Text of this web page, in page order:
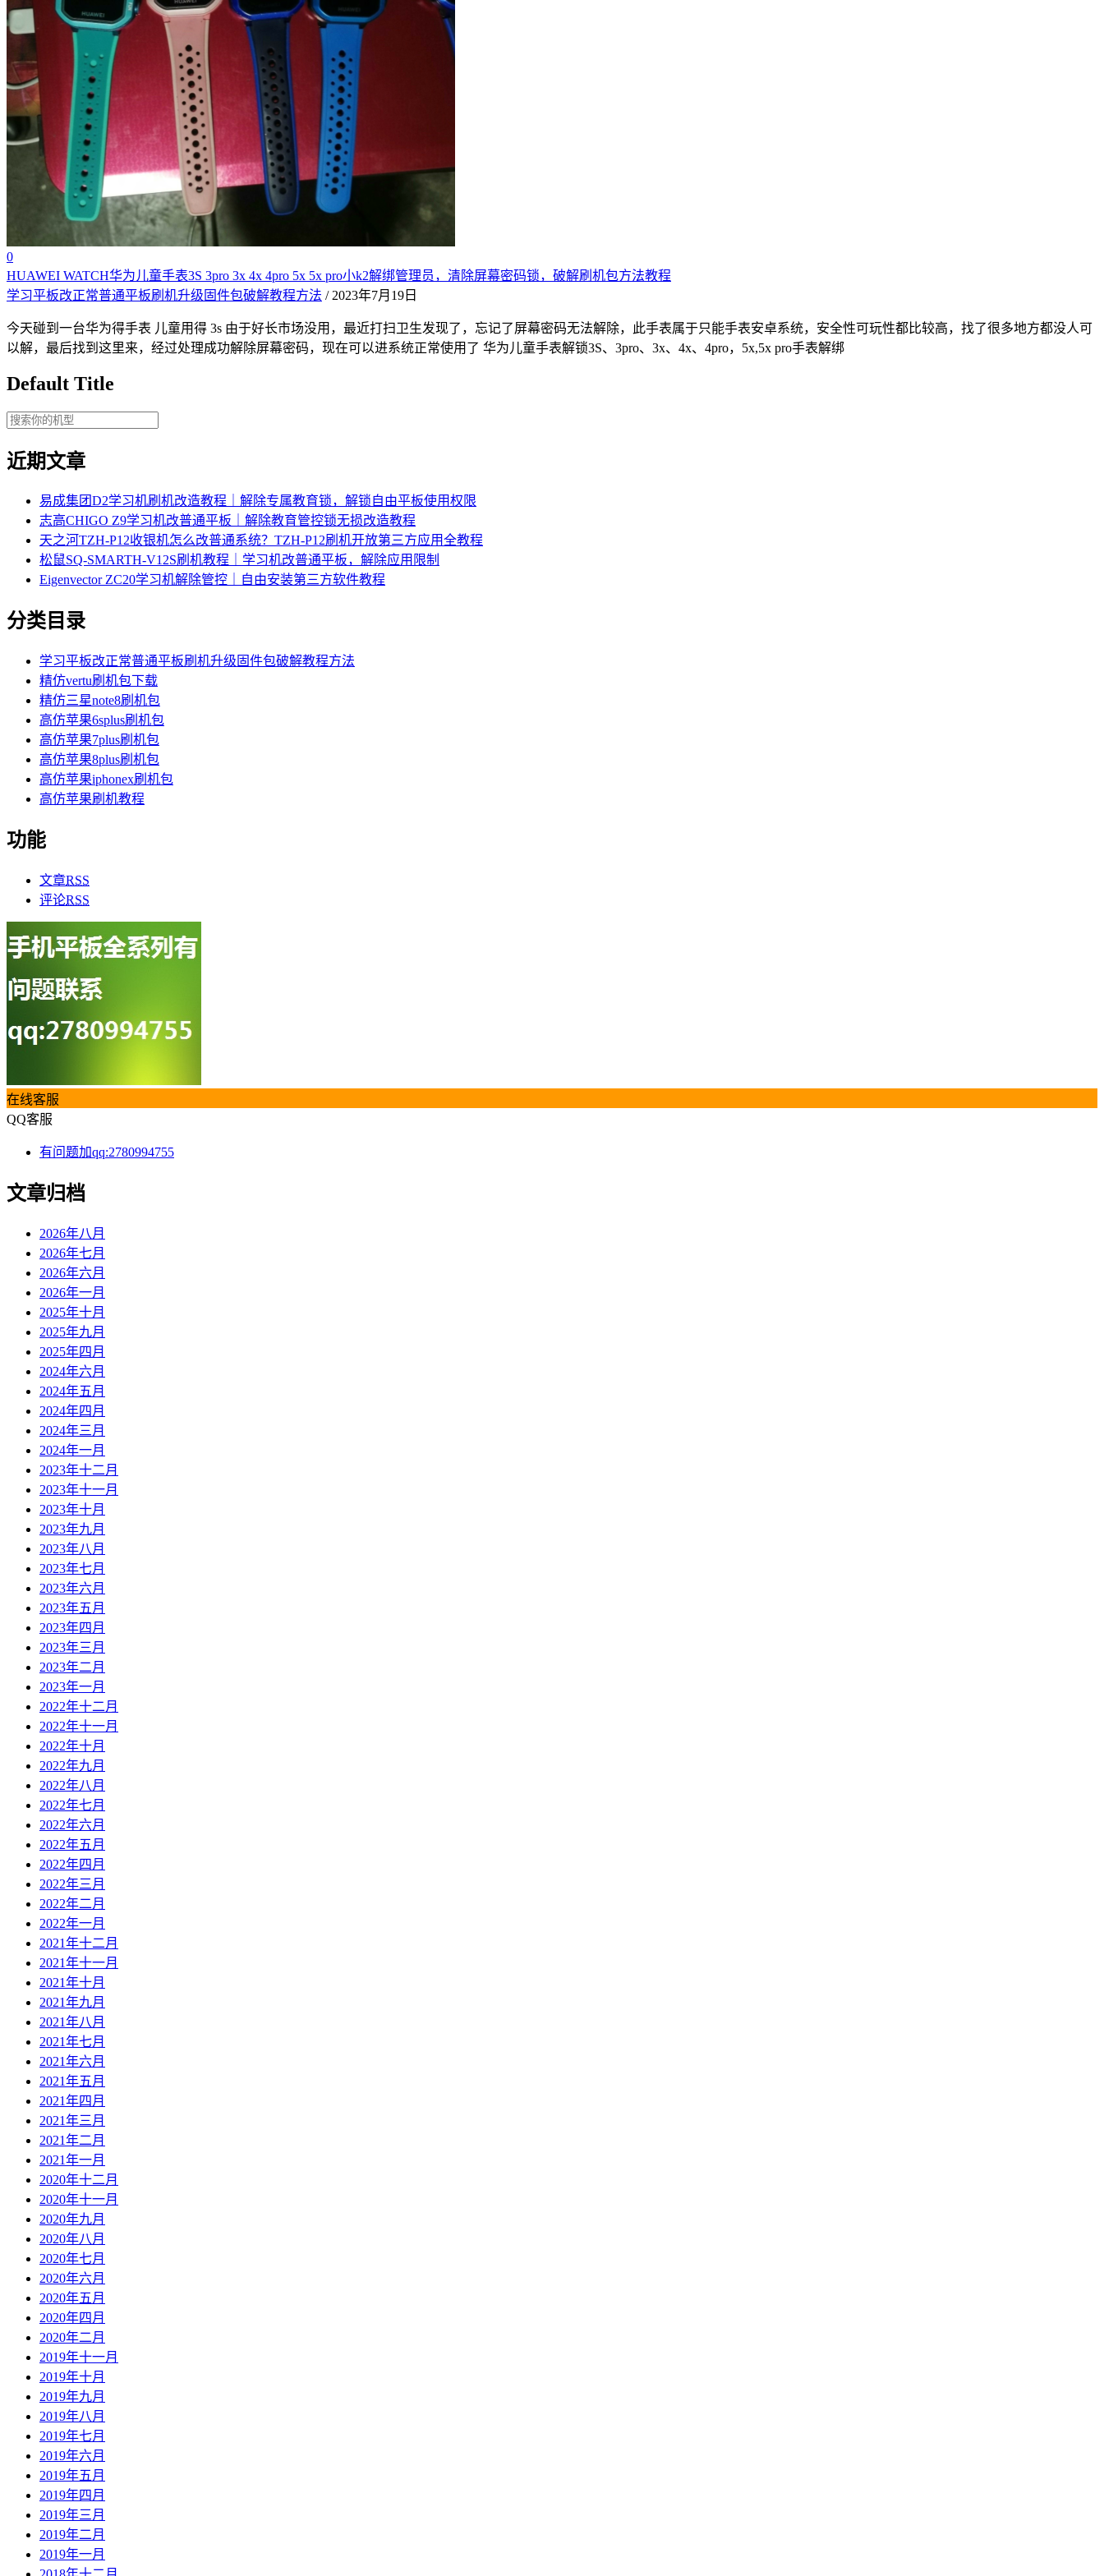
0
HUAWEI WATCH华为儿童手表3S 3pro 3x 4x 4pro 5x 5x pro小k2解绑管理员，清除屏幕密码锁，破解刷机包方法教程
学习平板改正常普通平板刷机升级固件包破解教程方法 / 2023年7月19日
今天碰到一台华为得手表 儿童用得 3s 由于好长市场没用，最近打扫卫生发现了，忘记了屏幕密码无法解除，此手表属于只能手表安卓系统，安全性可玩性都比较高，找了很多地方都没人可
以解，最后找到这里来，经过处理成功解除屏幕密码，现在可以进系统正常使用了 华为儿童手表解锁3S、3pro、3x、4x、4pro，5x,5x pro手表解绑
Default Title
近期文章
易成集团D2学习机刷机改造教程｜解除专属教育锁，解锁自由平板使用权限
志高CHIGO Z9学习机改普通平板｜解除教育管控锁无损改造教程
天之河TZH-P12收银机怎么改普通系统？TZH-P12刷机开放第三方应用全教程
松鼠SQ-SMARTH-V12S刷机教程｜学习机改普通平板，解除应用限制
Eigenvector ZC20学习机解除管控｜自由安装第三方软件教程
分类目录
学习平板改正常普通平板刷机升级固件包破解教程方法
精仿vertu刷机包下载
精仿三星note8刷机包
高仿苹果6splus刷机包
高仿苹果7plus刷机包
高仿苹果8plus刷机包
高仿苹果iphonex刷机包
高仿苹果刷机教程
功能
文章RSS
评论RSS
在线客服
QQ客服
有问题加qq:2780994755
文章归档
2026年八月
2026年七月
2026年六月
2026年一月
2025年十月
2025年九月
2025年四月
2024年六月
2024年五月
2024年四月
2024年三月
2024年一月
2023年十二月
2023年十一月
2023年十月
2023年九月
2023年八月
2023年七月
2023年六月
2023年五月
2023年四月
2023年三月
2023年二月
2023年一月
2022年十二月
2022年十一月
2022年十月
2022年九月
2022年八月
2022年七月
2022年六月
2022年五月
2022年四月
2022年三月
2022年二月
2022年一月
2021年十二月
2021年十一月
2021年十月
2021年九月
2021年八月
2021年七月
2021年六月
2021年五月
2021年四月
2021年三月
2021年二月
2021年一月
2020年十二月
2020年十一月
2020年九月
2020年八月
2020年七月
2020年六月
2020年五月
2020年四月
2020年二月
2019年十一月
2019年十月
2019年九月
2019年八月
2019年七月
2019年六月
2019年五月
2019年四月
2019年三月
2019年二月
2019年一月